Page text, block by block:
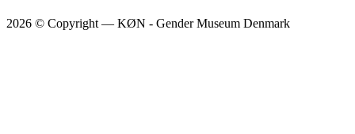
2026 © Copyright — KØN - Gender Museum Denmark